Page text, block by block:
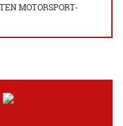
MOTORSPORT-